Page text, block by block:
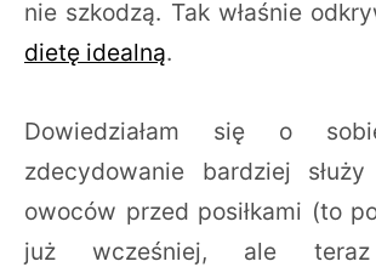
nie szkodzą. Tak właśnie
dietę idealną.
Dowiedziałam się o
zdecydowanie bardziej
owoców przed posiłkami (to
już wcześniej, ale